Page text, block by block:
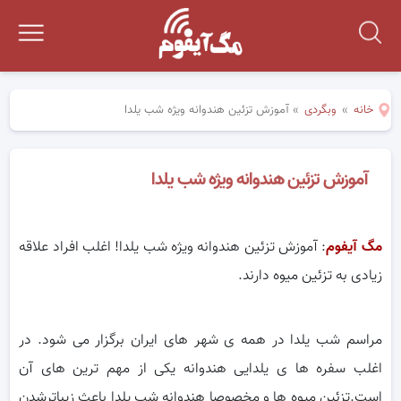
خانه » وبگردی »آموزش تزئین هندوانه ویژه شب یلدا
آموزش تزئین هندوانه ویژه شب یلدا
مگ آیفوم: آموزش تزئین هندوانه ویژه شب یلدا! اغلب افراد علاقه
زیادی به تزئین میوه دارند.
مراسم شب یلدا در همه ی شهر های ایران برگزار می شود. در
اغلب سفره ها ی یلدایی هندوانه یکی از مهم ترین های آن